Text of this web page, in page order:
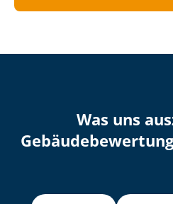
Was uns